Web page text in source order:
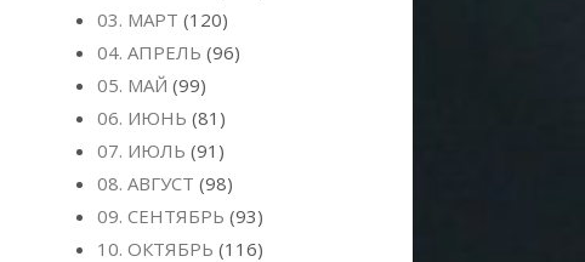
03. МАРТ (120)
04. АПРЕЛЬ (96)
05. МАЙ (99)
06. ИЮНЬ (81)
07. ИЮЛЬ (91)
08. АВГУСТ (98)
09. СЕНТЯБРЬ (93)
10. ОКТЯБРЬ (116)